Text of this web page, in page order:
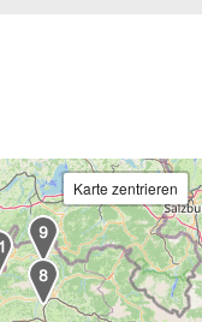
Karte zentrieren